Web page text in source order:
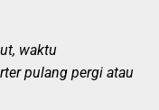
waktu
pulang pergi atau